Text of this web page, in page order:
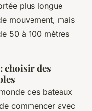
plus longue
mouvement, mais
50 à 100 mètres
choisir des
des bateaux
commencer avec